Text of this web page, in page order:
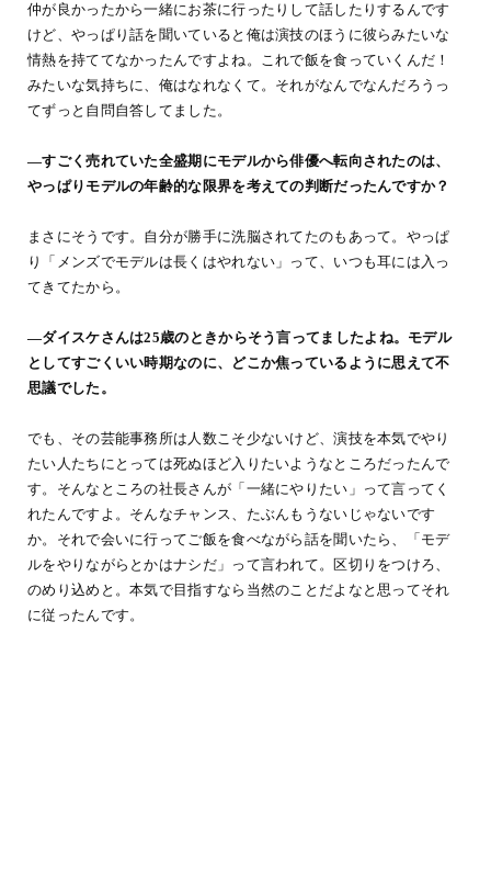
仲が良かったから一緒にお茶に行ったりして話したりするんです
けど、やっぱり話を聞いていると俺は演技のほうに彼らみたいな
情熱を持ててなかったんですよね。これで飯を食っていくんだ！
みたいな気持ちに、俺はなれなくて。それがなんでなんだろうっ
てずっと自問自答してました。
―すごく売れていた全盛期にモデルから俳優へ転向されたのは、
やっぱりモデルの年齢的な限界を考えての判断だったんですか？
まさにそうです。自分が勝手に洗脳されてたのもあって。やっぱ
り「メンズでモデルは長くはやれない」って、いつも耳には入っ
てきてたから。
―ダイスケさんは25歳のときからそう言ってましたよね。モデル
としてすごくいい時期なのに、どこか焦っているように思えて不
思議でした。
でも、その芸能事務所は人数こそ少ないけど、演技を本気でやり
たい人たちにとっては死ぬほど入りたいようなところだったんで
す。そんなところの社長さんが「一緒にやりたい」って言ってく
れたんですよ。そんなチャンス、たぶんもうないじゃないです
か。それで会いに行ってご飯を食べながら話を聞いたら、「モデ
ルをやりながらとかはナシだ」って言われて。区切りをつけろ、
のめり込めと。本気で目指すなら当然のことだよなと思ってそれ
に従ったんです。